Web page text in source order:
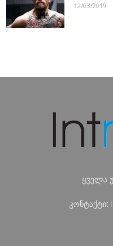
12/03/2019
ყველა
კონტაქტი: